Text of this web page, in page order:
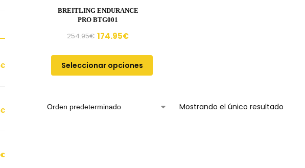
BREITLING ENDURANCE
PRO BTG001
254.95€ 174.95€
Seleccionar opciones
Mostrando el único resultado
€
€
€